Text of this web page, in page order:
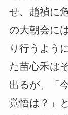
せ、趙禎に
の大朝会に
り行うよう
た苗心禾は
出るが、「
覚悟は？」